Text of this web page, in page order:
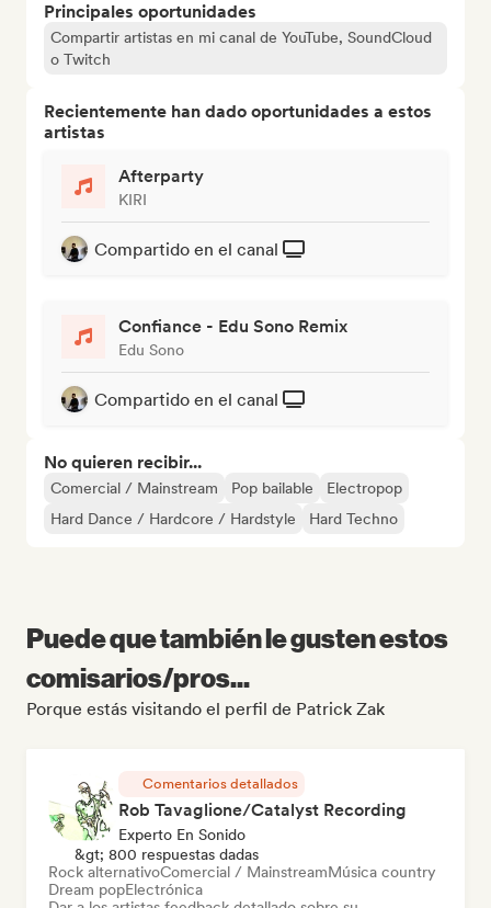
Principales oportunidades
Compartir artistas en mi canal de YouTube, SoundCloud
o Twitch
Recientemente han dado oportunidades a estos
artistas
Afterparty
KIRI
Compartido en el canal
Confiance - Edu Sono Remix
Edu Sono
Compartido en el canal
No quieren recibir...
Comercial / Mainstream Pop bailable
Electropop
Hard Dance / Hardcore / Hardstyle
Hard Techno
Puede que también le gusten estos
comisarios/pros...
Porque estás visitando el perfil de Patrick Zak
Comentarios detallados
Rob Tavaglione/Catalyst Recording
Experto En Sonido
&gt; 800 respuestas dadas
Rock alternativoComercial / MainstreamMúsica country
Dream popElectrónica